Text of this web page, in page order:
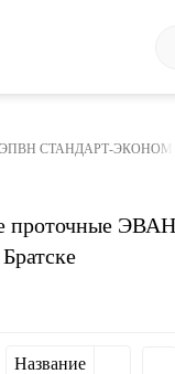
ЭПВН СТАНДАРТ-ЭКОНОМ
проточные ЭВАН
Название